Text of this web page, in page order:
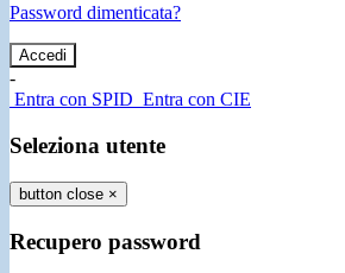
Password dimenticata?
-
Entra con SPID Entra con CIE
Seleziona utente
button close ×
Recupero password